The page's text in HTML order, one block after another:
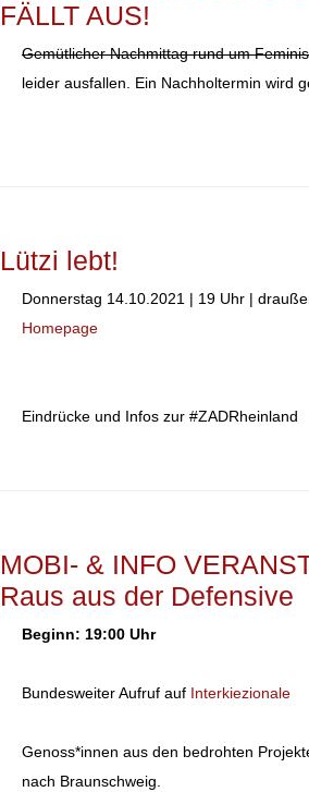
FÄLLT AUS!
Gemütlicher Nachmittag rund um
leider ausfallen. Ein Nachholtermin wird
Lützi lebt!
Donnerstag 14.10.2021 | 19 Uhr |
Homepage
Eindrücke und Infos zur #ZADRheinland
MOBI- & INFO
Raus aus der Defensive
Beginn: 19:00 Uhr
Bundesweiter Aufruf auf Interkiezionale
Genoss*innen aus den bedrohten
nach Braunschweig.